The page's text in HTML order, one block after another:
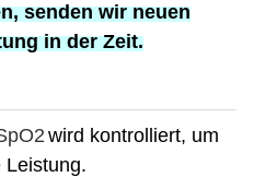
senden wir neuen
in der Zeit.
wird kontrolliert, um
Leistung.